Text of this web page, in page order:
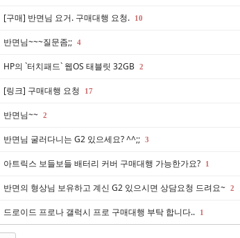
[구매] 반면님 요거. 구매대행 요청. 10
반면님~~~질문좀;; 4
HP의 `터치패드` 웹OS 태블릿 32GB 2
[링크] 구매대행 요청 17
반면님~~ 2
반면님 굴러다니는 G2 있으세요? ^^;; 3
아트릭스 보들보들 배터리 커버 구매대행 가능한가요? 1
반면의 형상님 보유하고 계신 G2 있으시면 상담요청 드려요~ 2
드로이드 프로나 갤럭시 프로 구매대행 부탁 합니다.. 1